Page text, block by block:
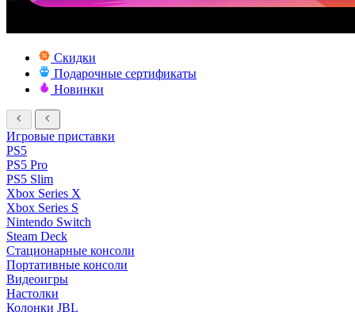
Скидки
Подарочные сертификаты
Новинки
Игровые приставки
PS5
PS5 Pro
PS5 Slim
Xbox Series X
Xbox Series S
Nintendo Switch
Steam Deck
Стационарные консоли
Портативные консоли
Видеоигры
Настолки
Колонки JBL